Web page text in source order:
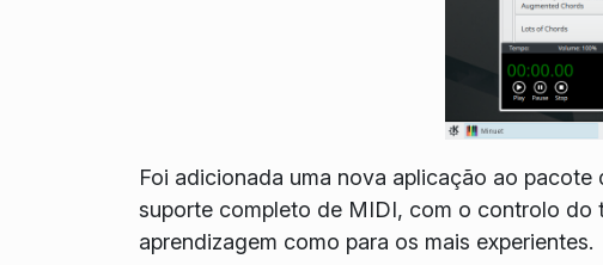
Foi adicionada uma nova aplicação ao pacote
suporte completo de MIDI, com o controlo do
aprendizagem como para os mais experientes.